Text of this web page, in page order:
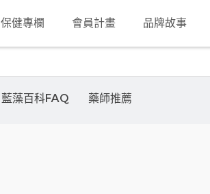
保健專欄 會員計畫 品牌故事
藍藻百科FAQ 藥師推薦